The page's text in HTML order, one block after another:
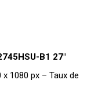
B1 27″
x 1080 px – Taux de